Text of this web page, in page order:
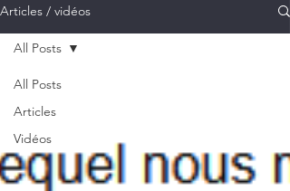
Articles / vidéos
All Posts
Articles
Vidéos
All Posts